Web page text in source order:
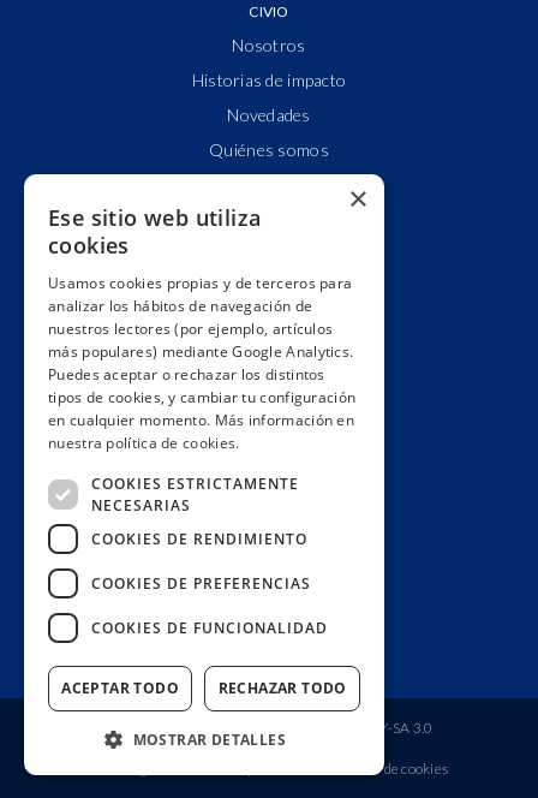
CIVIO
Nosotros
Historias de impacto
Novedades
Quiénes somos
Alianzas y redes
Impacto
Premios
Formación
Código ético
Re-publica
Muro de donantes
Únete aquí
Fundación Ciudadana Civio CC BY-SA 3.0
Política de cookies
×
Ese sitio web utiliza
cookies
Usamos cookies propias y de terceros para
analizar los hábitos de navegación de
nuestros lectores (por ejemplo, artículos
más populares) mediante Google Analytics.
Puedes aceptar o rechazar los distintos
tipos de cookies, y cambiar tu configuración
en cualquier momento. Más información en
nuestra política de cookies.
COOKIES ESTRICTAMENTE
NECESARIAS
COOKIES DE RENDIMIENTO
COOKIES DE PREFERENCIAS
COOKIES DE FUNCIONALIDAD
ACEPTAR TODO RECHAZAR TODO
MOSTRAR DETALLES